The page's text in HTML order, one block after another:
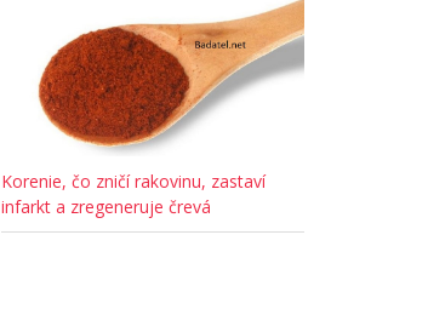
Korenie, čo zničí rakovinu, zastaví
infarkt a zregeneruje črevá